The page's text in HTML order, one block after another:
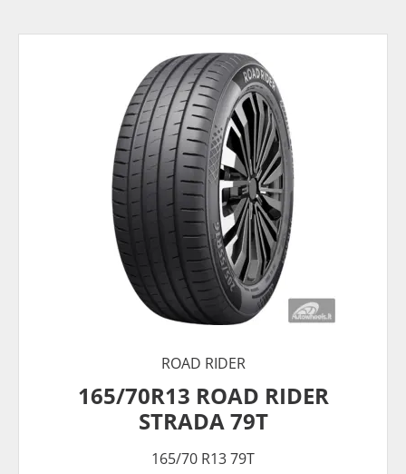
ROAD RIDER
165/70R13 ROAD RIDER
STRADA 79T
165/70 R13 79T